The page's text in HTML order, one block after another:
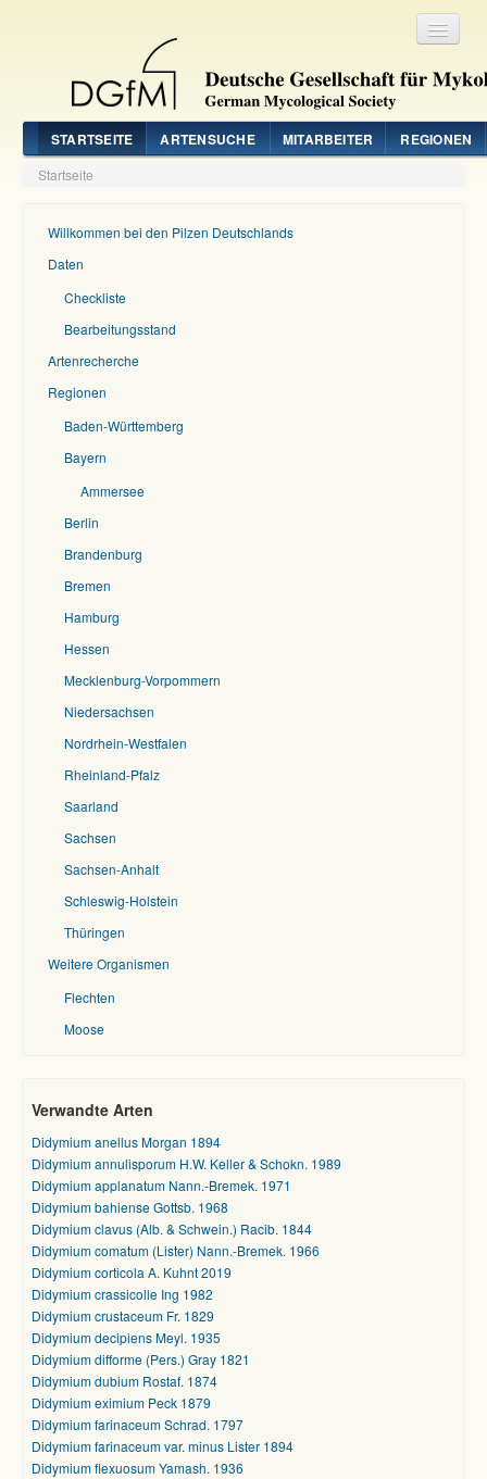
STARTSEITE ARTENSUCHE MITARBEITER REGIONEN
Startseite
Willkommen bei den Pilzen Deutschlands
Daten
Checkliste
Bearbeitungsstand
Artenrecherche
Regionen
Baden-Württemberg
Bayern
Ammersee
Berlin
Brandenburg
Bremen
Hamburg
Hessen
Mecklenburg-Vorpommern
Niedersachsen
Nordrhein-Westfalen
Rheinland-Pfalz
Saarland
Sachsen
Sachsen-Anhalt
Schleswig-Holstein
Thüringen
Weitere Organismen
Flechten
Moose
Verwandte Arten
Didymium anellus Morgan 1894
Didymium annulisporum H.W. Keller & Schokn. 1989
Didymium applanatum Nann.-Bremek. 1971
Didymium bahiense Gottsb. 1968
Didymium clavus (Alb. & Schwein.) Racib. 1844
Didymium comatum (Lister) Nann.-Bremek. 1966
Didymium corticola A. Kuhnt 2019
Didymium crassicolle Ing 1982
Didymium crustaceum Fr. 1829
Didymium decipiens Meyl. 1935
Didymium difforme (Pers.) Gray 1821
Didymium dubium Rostaf. 1874
Didymium eximium Peck 1879
Didymium farinaceum Schrad. 1797
Didymium farinaceum var. minus Lister 1894
Didymium flexuosum Yamash. 1936